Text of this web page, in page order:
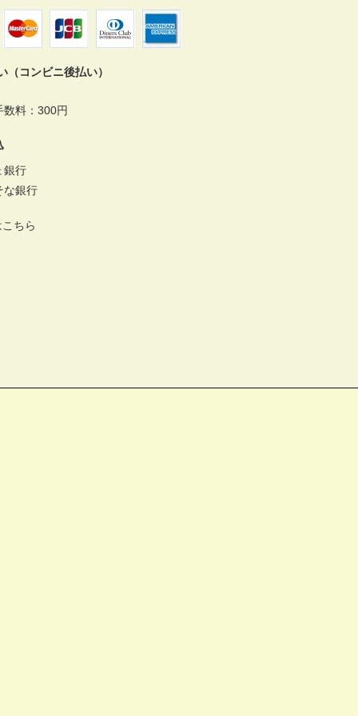
（コンビニ後払い）
数料：300円
銀行
な銀行
ちら